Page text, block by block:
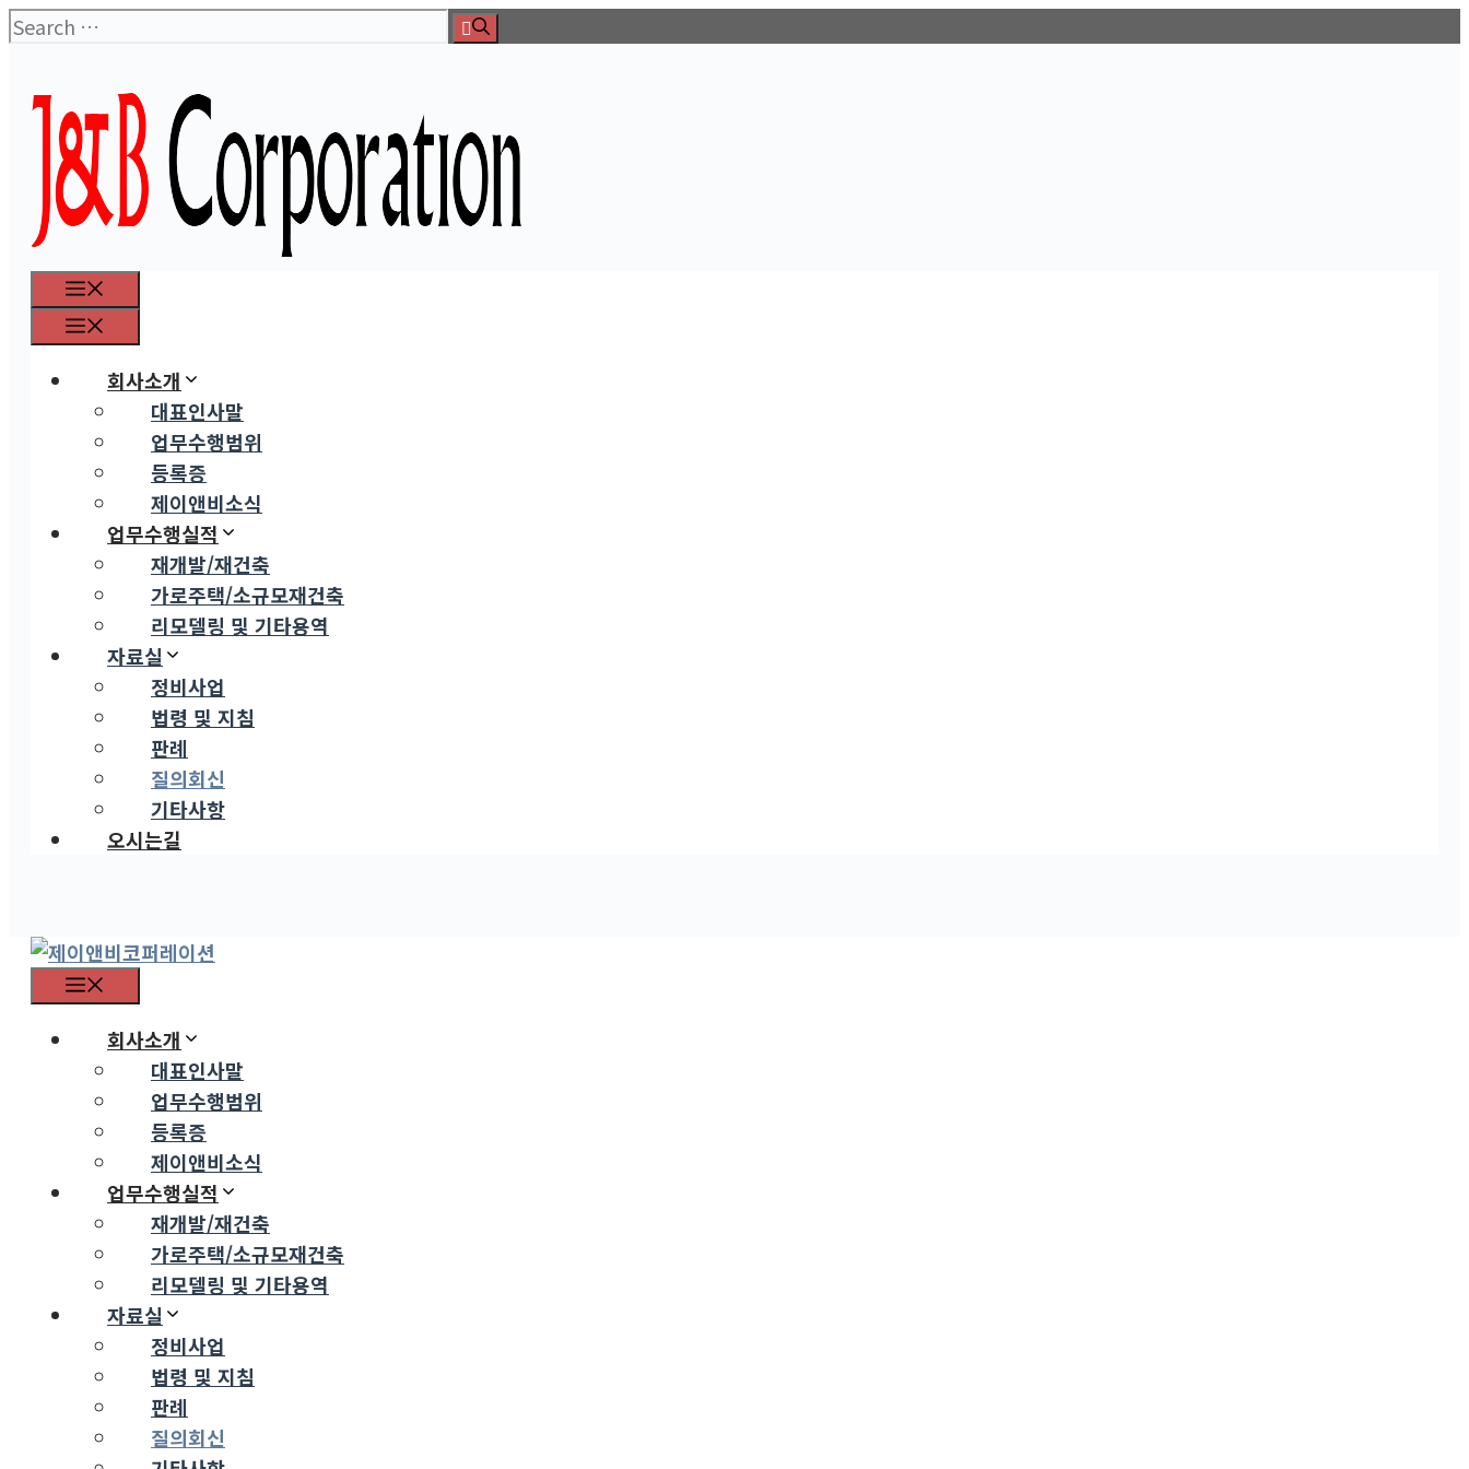
Skip
to
Search
for:
회사소개
대표인사말
업무수행범위
등록증
제이앤비소식
업무수행실적
재개발/재건축
가로주택/소규모재건축
리모델링 및 기타용역
자료실
정비사업
법령 및 지침
판례
질의회신
기타사항
오시는길
회사소개
대표인사말
업무수행범위
등록증
제이앤비소식
업무수행실적
재개발/재건축
가로주택/소규모재건축
리모델링 및 기타용역
자료실
정비사업
법령 및 지침
판례
질의회신